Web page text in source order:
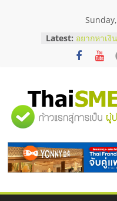
Latest: บริษัท
วิธีเลือกผู้
โจทย์ธุรกิจ
สัมมนาออ
บริการน้ำ
สัมมนาลง
ไชส์ ครั้งที่
ร้านเครื่อ
โซลูชันระ
"ศูนย์
รวม
ข้อมูล